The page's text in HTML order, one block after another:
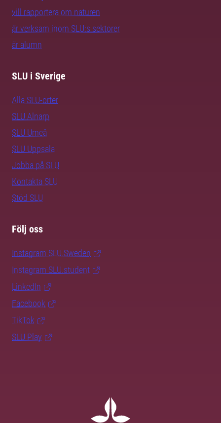
vill rapportera om naturen
är verksam inom SLU:s sektorer
är alumn
SLU i Sverige
Alla SLU-orter
SLU Alnarp
SLU Umeå
SLU Uppsala
Jobba på SLU
Kontakta SLU
Stöd SLU
Följ oss
Instagram SLU.Sweden
Instagram SLU.student
LinkedIn
Facebook
TikTok
SLU Play